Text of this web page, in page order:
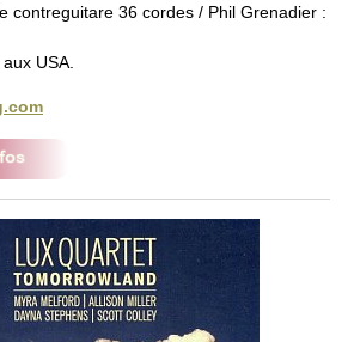
contreguitare 36 cordes / Phil Grenadier :
USA.